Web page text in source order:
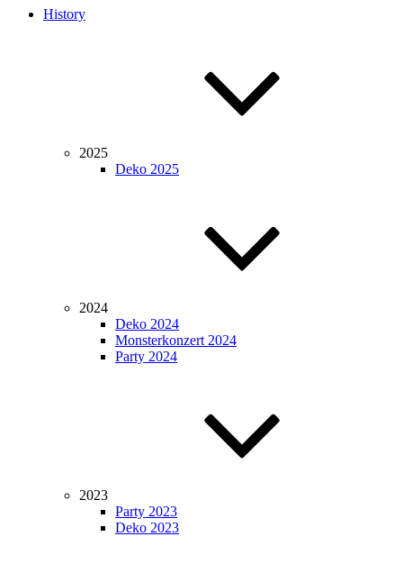
History
2025
Deko 2025
2024
Deko 2024
Monsterkonzert 2024
Party 2024
2023
Party 2023
Deko 2023